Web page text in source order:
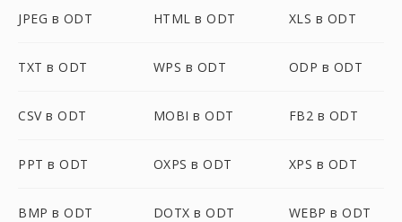
JPEG в ODT HTML в ODT XLS в ODT
TXT в ODT WPS в ODT ODP в ODT
CSV в ODT MOBI в ODT FB2 в ODT
PPT в ODT OXPS в ODT XPS в ODT
BMP в ODT DOTX в ODT WEBP в ODT